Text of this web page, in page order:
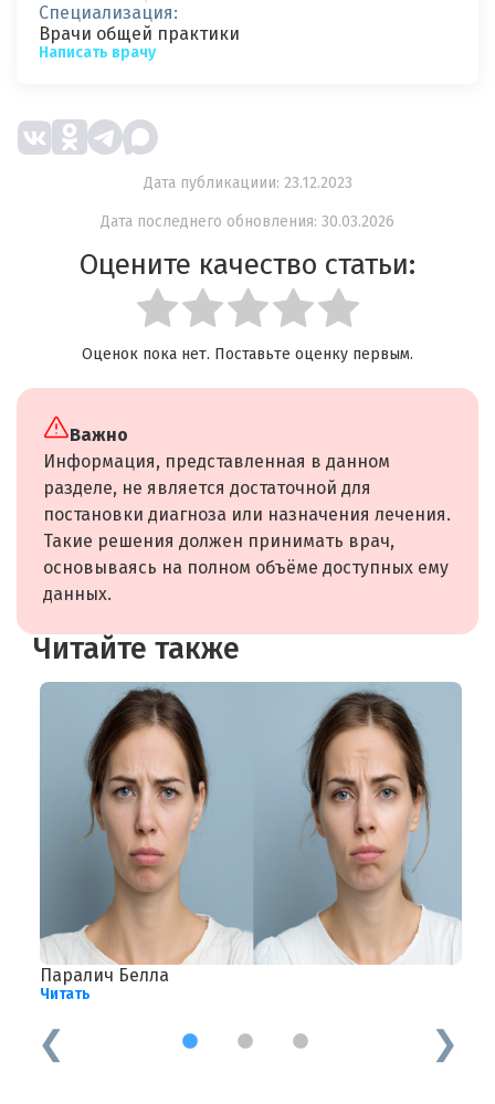
Специализация:
Врачи общей практики
Написать врачу
Дата публикациии: 23.12.2023
Дата последнего обновления: 30.03.2026
Оцените качество статьи:
Оценок пока нет. Поставьте оценку первым.
Важно
Информация, представленная в данном
разделе, не является достаточной для
постановки диагноза или назначения лечения.
Такие решения должен принимать врач,
основываясь на полном объёме доступных ему
данных.
Читайте также
Паралич Белла
Читать
1 2 3